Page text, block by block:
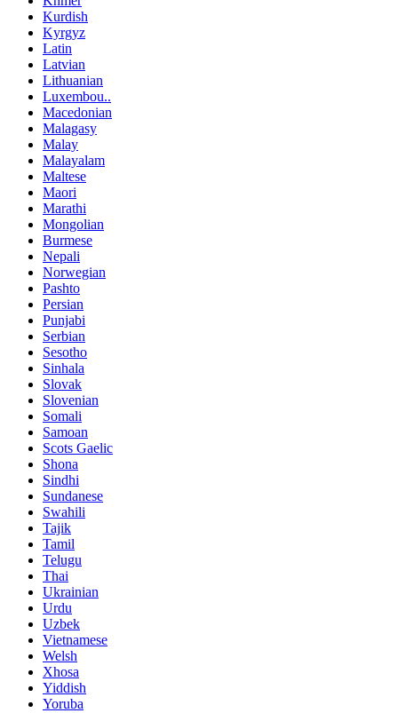
Kurdish
Kyrgyz
Latin
Latvian
Lithuanian
Luxembou..
Macedonian
Malagasy
Malay
Malayalam
Maltese
Maori
Marathi
Mongolian
Burmese
Nepali
Norwegian
Pashto
Persian
Punjabi
Serbian
Sesotho
Sinhala
Slovak
Slovenian
Somali
Samoan
Scots Gaelic
Shona
Sindhi
Sundanese
Swahili
Tajik
Tamil
Telugu
Thai
Ukrainian
Urdu
Uzbek
Vietnamese
Welsh
Xhosa
Yiddish
Yoruba